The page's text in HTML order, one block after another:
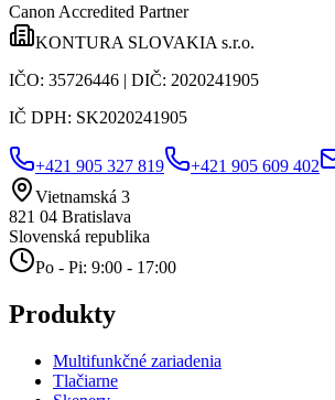
Canon Accredited Partner
KONTURA SLOVAKIA s.r.o.
IČO: 35726446 | DIČ: 2020241905
IČ DPH: SK2020241905
+421 905 327 819 +421 905 609 402
Vietnamská 3
821 04 Bratislava
Slovenská republika
Po - Pi: 9:00 - 17:00
Produkty
Multifunkčné zariadenia
Tlačiarne